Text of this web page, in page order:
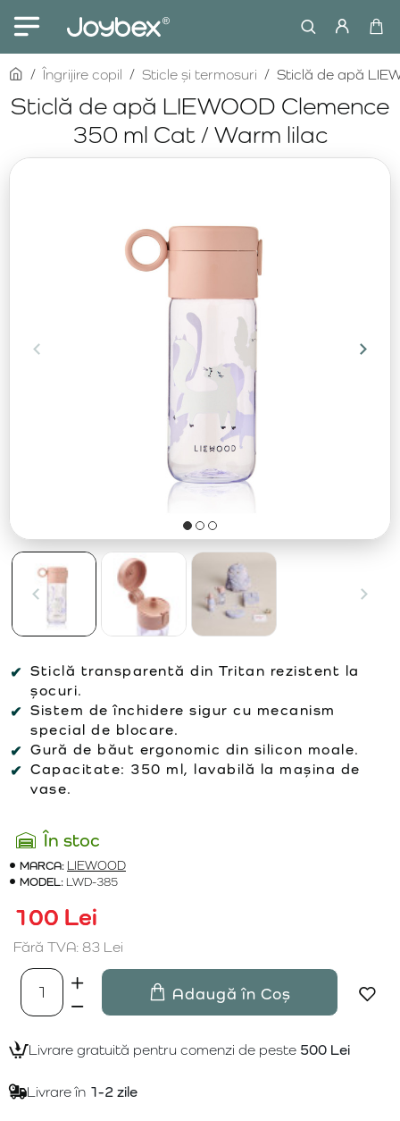
Sticlă de apă LIEWOOD Clemence
350 ml Cat / Warm lilac
homeÎngrijire copil Sticle și termosuri Sticlă de apă
Sticlă transparentă din Tritan rezistent la
șocuri.
Sistem de închidere sigur cu mecanism
special de blocare.
Gură de băut ergonomic din silicon moale.
Capacitate: 350 ml, lavabilă la mașina de
vase.
În stoc
MARCA: LIEWOOD
MODEL: LWD-385
100 Lei
Fără TVA: 83 Lei
Adaugă în Coș
Livrare gratuită pentru comenzi de peste 500 Lei
Livrare în 1-2 zile